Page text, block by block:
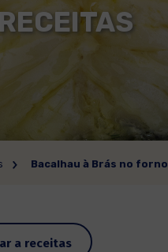
RECEITAS
Bacalhau à Brás no forno
a receitas